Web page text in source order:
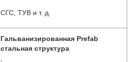
СГС, ТУВ и т. д.
Гальванизированная Prefab
стальная структура